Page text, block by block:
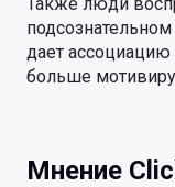
дает
больше
Мнение